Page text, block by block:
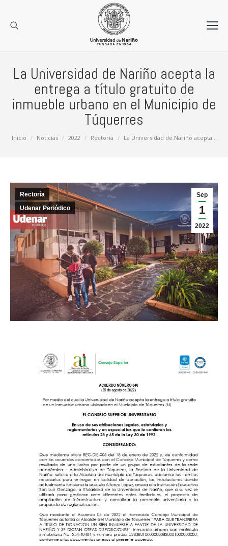
La Universidad de Nariño acepta la
entrega a título gratuito de
inmueble urbano en el Municipio de
Túquerres
Estás aquí:
Inicio Noticias 2022 Rectoría La Universidad de Nariño acepta…
Sep
1
2022
Rectoría
Udenar Periódico